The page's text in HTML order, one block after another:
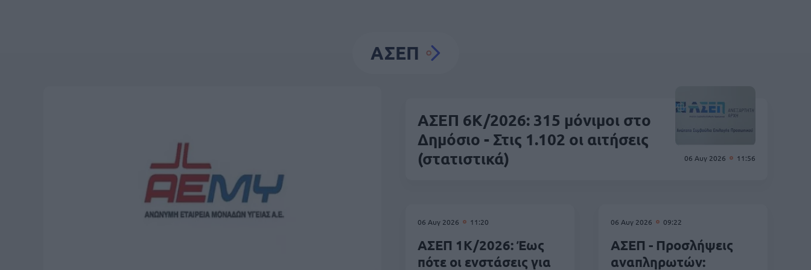
ΑΣΕΠ
06 Αυγ 2026 11:56
ΑΣΕΠ 6Κ/2026: 315 μόνιμοι στο
Δημόσιο - Στις 1.102 οι αιτήσεις
(στατιστικά)
06 Αυγ 2026 11:20
ΑΣΕΠ 1Κ/2026: Έως
πότε οι ενστάσεις για
06 Αυγ 2026 09:22
ΑΣΕΠ - Προσλήψεις
αναπληρωτών: